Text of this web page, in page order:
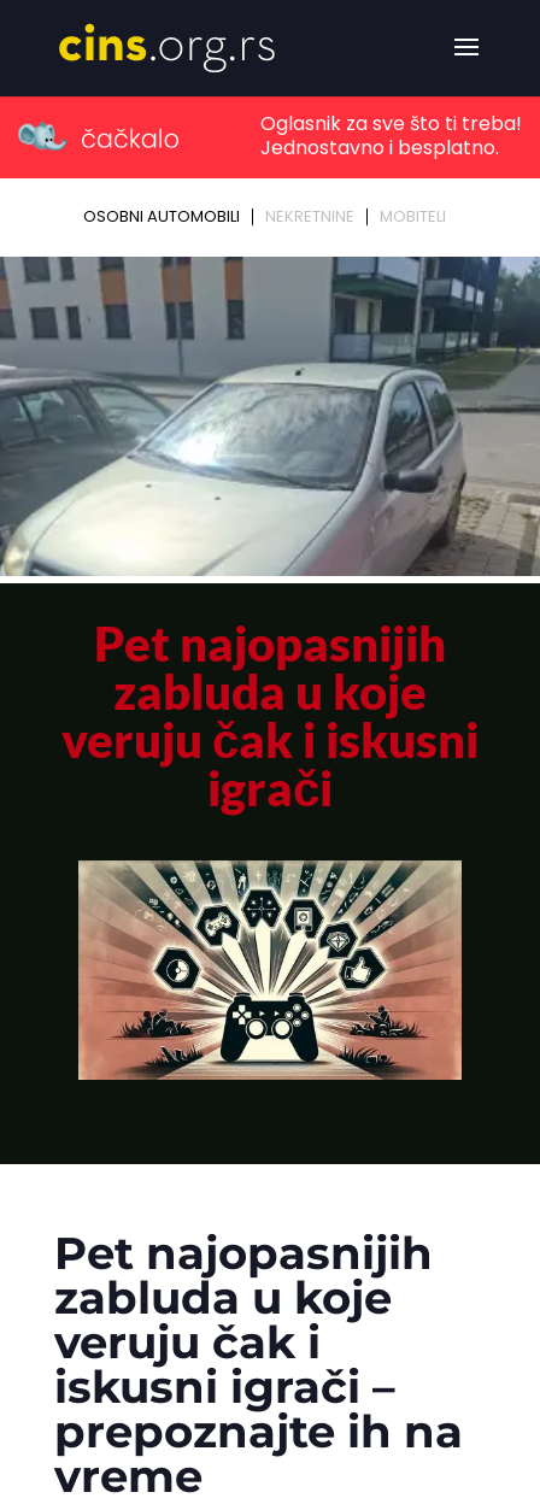
Pet najopasnijih
zabluda u koje
veruju čak i iskusni
igrači
Pet najopasnijih
zabluda u koje
veruju čak i
iskusni igrači –
prepoznajte ih na
vreme